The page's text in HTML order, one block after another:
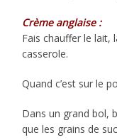
Crème anglaise :
Fais chauffer le lait,
casserole.
Quand c’est sur le
Dans un grand bol,
que les grains de